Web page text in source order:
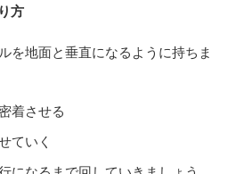
方
を地面と垂直になるように持ちま
着させる
ていく